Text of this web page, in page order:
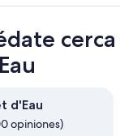
d'Eau
opiniones)